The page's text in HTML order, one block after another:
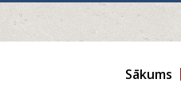
Sākums